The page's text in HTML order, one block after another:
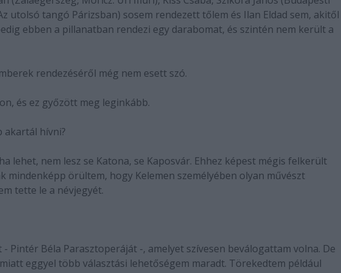
utolsó tangó Párizsban) sosem rendezett tőlem és Ilan Eldad sem, akitől
ebben a pillanatban rendezi egy darabomat, és szintén nem került a
rendezéséről még nem esett szó.
és ez győzött meg leginkább.
akartál hívni?
lehet, nem lesz se Katona, se Kaposvár. Ehhez képest mégis felkerült
mindenképp örültem, hogy Kelemen személyében olyan művészt
tette le a névjegyét.
Pintér Béla Parasztoperáját -, amelyet szívesen beválogattam volna. De
eggyel több választási lehetőségem maradt. Törekedtem például